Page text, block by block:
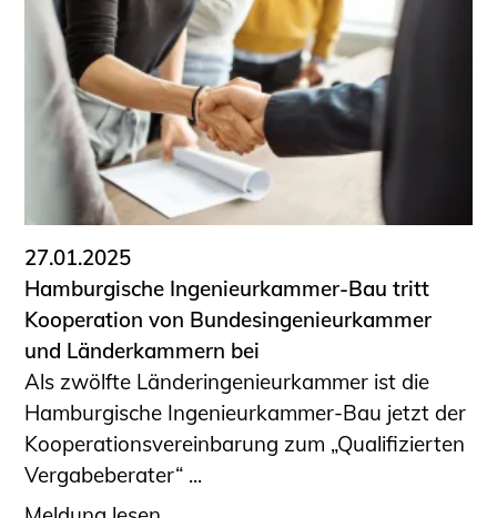
27.01.2025
Hamburgische Ingenieurkammer-Bau tritt
Kooperation von Bundesingenieurkammer
und Länderkammern bei
Als zwölfte Länderingenieurkammer ist die
Hamburgische Ingenieurkammer-Bau jetzt der
Kooperationsvereinbarung zum „Qualifizierten
Vergabeberater“ ...